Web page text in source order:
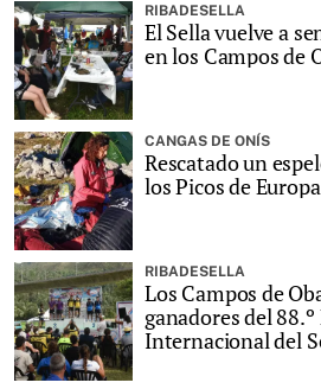
RIBADESELLA
El Sella vuelve a
en los Campos de
CANGAS DE ONÍS
Rescatado un
los Picos de Europa
RIBADESELLA
Los Campos de
ganadores del
Internacional del